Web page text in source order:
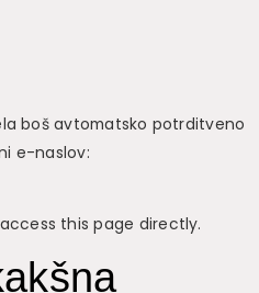
boš avtomatsko potrditveno
e-naslov:
this page directly.